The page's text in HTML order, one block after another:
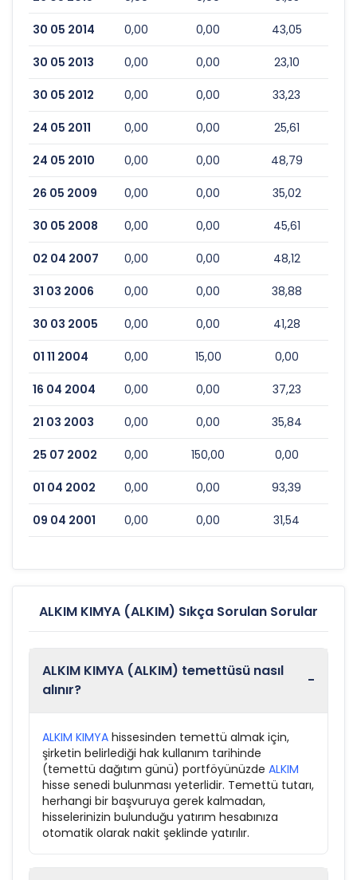
30 05 2014 0,00 0,00 43,05
30 05 2013 0,00 0,00 23,10
30 05 2012 0,00 0,00 33,23
24 05 2011 0,00 0,00 25,61
24 05 2010 0,00 0,00 48,79
26 05 2009 0,00 0,00 35,02
30 05 2008 0,00 0,00 45,61
02 04 2007 0,00 0,00 48,12
31 03 2006 0,00 0,00 38,88
30 03 2005 0,00 0,00 41,28
01 11 2004 0,00 15,00 0,00
16 04 2004 0,00 0,00 37,23
21 03 2003 0,00 0,00 35,84
25 07 2002 0,00 150,00 0,00
01 04 2002 0,00 0,00 93,39
09 04 2001 0,00 0,00 31,54
ALKIM KIMYA (ALKIM) Sıkça Sorulan Sorular
ALKIM KIMYA (ALKIM) temettüsü nasıl
alınır?
-
ALKIM KIMYA hissesinden temettü almak için,
şirketin belirlediği hak kullanım tarihinde
(temettü dağıtım günü) portföyünüzde ALKIM
hisse senedi bulunması yeterlidir. Temettü tutarı,
herhangi bir başvuruya gerek kalmadan,
hisselerinizin bulunduğu yatırım hesabınıza
otomatik olarak nakit şeklinde yatırılır.